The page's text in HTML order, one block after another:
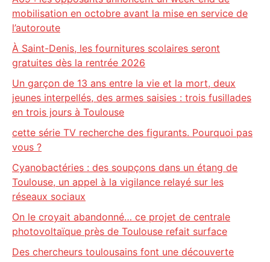
mobilisation en octobre avant la mise en service de
l’autoroute
À Saint-Denis, les fournitures scolaires seront
gratuites dès la rentrée 2026
Un garçon de 13 ans entre la vie et la mort, deux
jeunes interpellés, des armes saisies : trois fusillades
en trois jours à Toulouse
cette série TV recherche des figurants. Pourquoi pas
vous ?
Cyanobactéries : des soupçons dans un étang de
Toulouse, un appel à la vigilance relayé sur les
réseaux sociaux
On le croyait abandonné… ce projet de centrale
photovoltaïque près de Toulouse refait surface
Des chercheurs toulousains font une découverte